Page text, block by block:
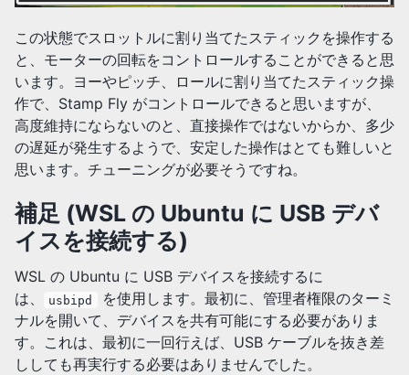
この状態でスロットルに割り当てたスティックを操作する
と、モーターの回転をコントロールすることができると思
います。ヨーやピッチ、ロールに割り当てたスティック操
作で、Stamp Fly がコントロールできると思いますが、
高度維持にならないのと、直接操作ではないからか、多少
の遅延が発生するようで、安定した操作はとても難しいと
思います。チューニングが必要そうですね。
補足 (WSL の Ubuntu に USB デバ
イスを接続する)
WSL の Ubuntu に USB デバイスを接続するに
は、
usbipd
を使用します。最初に、管理者権限のターミ
ナルを開いて、デバイスを共有可能にする必要がありま
す。これは、最初に一回行えば、USB ケーブルを抜き差
ししても再実行する必要はありませんでした。